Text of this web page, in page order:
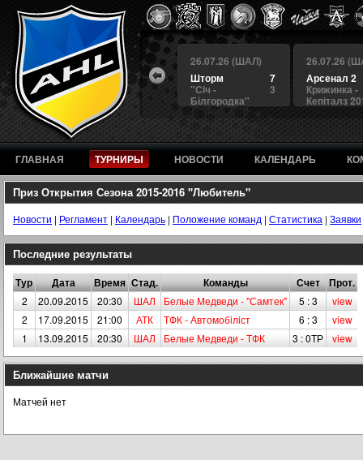
4
4
26.07.26 (ШАЛ)
3
БЕРКУТ
1
Альянс
26.07.26 (ШАЛ)
7
Шторм
3
"Сiч -
Білгородка"
26.07.26
Арсенал 2
Крижинка -
Кепіталз
ГЛАВНАЯ ТУРНИРЫ НОВОСТИ КАЛЕНДАРЬ
Приз Открытия Сезона 2015-2016 "Любитель"
Новости | Регламент | Календарь | Положение команд | Статистика | Заявки
Последние результаты
Тур Дата Время Стад. Команды Счет Прот.
2 20.09.2015 20:30 ШАЛ Белые Медведи - "Самтек" 5 : 3
view
2
17.09.2015 21:00 АТК ТФК - Автомобiлiст 6 : 3
view
1
13.09.2015 20:30 ШАЛ Белые Медведи - ТФК 3 : 0ТР view
Ближайшие матчи
Матчей нет